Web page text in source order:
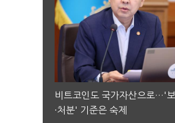
비트코인도 국가자산으로…'보
·처분' 기준은 숙제